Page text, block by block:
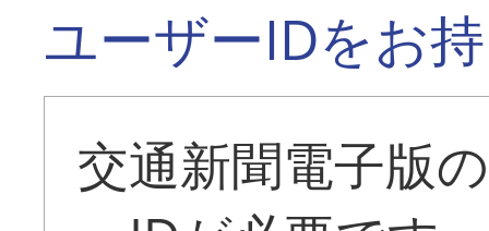
ユーザーIDをお
交通新聞電子版